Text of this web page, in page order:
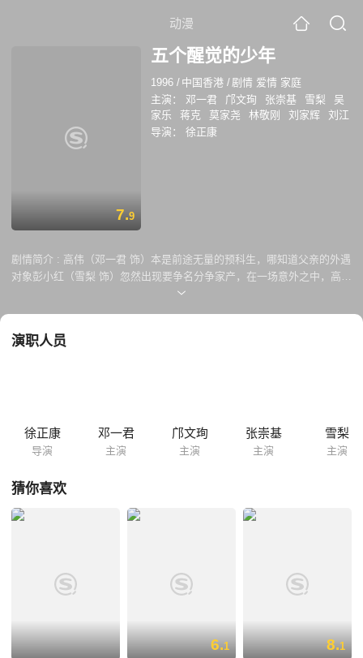
动漫
7.9
五个醒觉的少年
1996 / 中国香港 /剧情 爱情 家庭
主演：
邓一君 邝文珣 张崇基 雪梨
吴
家乐
蒋克 莫家尧 林敬刚 刘家辉
刘江
导演：
徐正康
剧情简介 : 高伟（邓一君 饰）本是前途无量的预科生，哪知道父亲的外遇
对象彭小红（雪梨 饰）忽然出现要争名分争家产，在一场意外之中，高伟
和彭小红之间爆发了矛盾，最终高伟锒铛入狱，曾经的美好梦想都不复存
米（吴家乐 饰）等人，在感化官吕立刚（刘家辉 饰）的帮助之下，高伟
演职人员
徐正康
导演
邓一君
主演
邝文珣
主演
张崇基
主演
雪梨
主演
猜你喜欢
6.1 8.1